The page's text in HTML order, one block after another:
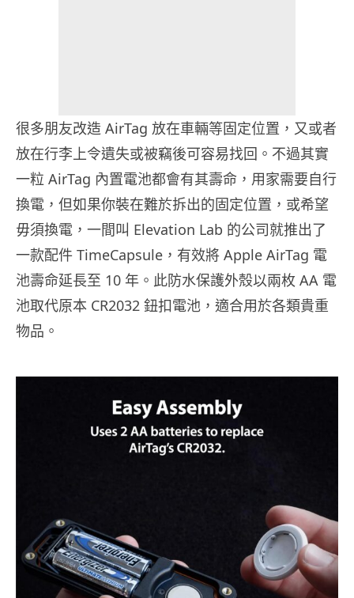
很多朋友改造 AirTag 放在車輛等固定位置，又或者
放在行李上令遺失或被竊後可容易找回。不過其實
一粒 AirTag 內置電池都會有其壽命，用家需要自行
換電，但如果你裝在難於拆出的固定位置，或希望
毋須換電，一間叫 Elevation Lab 的公司就推出了
一款配件 TimeCapsule，有效將 Apple AirTag 電
池壽命延長至 10 年。此防水保護外殼以兩枚 AA 電
池取代原本 CR2032 鈕扣電池，適合用於各類貴重
物品。